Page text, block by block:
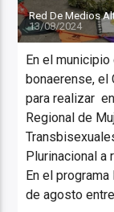
Red De Medios
13/08/2024
En el
bonaerense, el
para realizar
Regional de
Plurinacional a
En el
de agosto